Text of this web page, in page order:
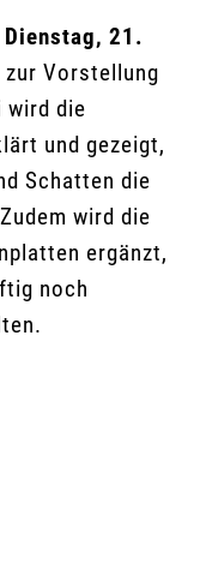
Dienstag, 21.
zur Vorstellung
wird die
und gezeigt,
Schatten die
wird die
ergänzt,
noch